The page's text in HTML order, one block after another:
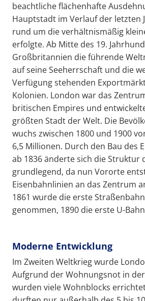
beachtliche flächenhafte
Hauptstadt im Verlauf der letzten
rund um die verhältnismäßig
erfolgte. Ab Mitte des 19.
Großbritannien die führende
auf seine Seeherrschaft und die
Verfügung stehenden
Kolonien. London war das
britischen Empires und
größten Stadt der Welt. Die
wuchs zwischen 1800 und 1900
6,5 Millionen. Durch den Bau des
ab 1836 änderte sich die Struktur
grundlegend, da nun Vororte
Eisenbahnlinien an das Zentrum
1861 wurde die erste
genommen, 1890 die erste U-
Moderne Entwicklung
Im Zweiten Weltkrieg wurde
Aufgrund der Wohnungsnot in
wurden viele Wohnblocks